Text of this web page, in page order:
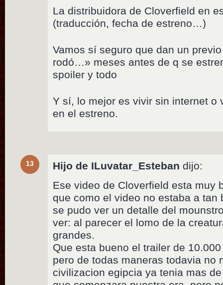
La distribuidora de Cloverfield en
(traducción, fecha de estreno…)
Vamos sí seguro que dan un
rodó…» meses antes de q se
spoiler y todo
Y sí, lo mejor es vivir sin internet o
en el estreno.
13 Hijo de ILuvatar_Esteban dijo:
Ese video de Cloverfield esta muy
que como el video no estaba a tan
se pudo ver un detalle del
ver: al parecer el lomo de la
grandes.
Que esta bueno el trailer de
pero de todas maneras todavia no
civilizacion egipcia ya tenia mas